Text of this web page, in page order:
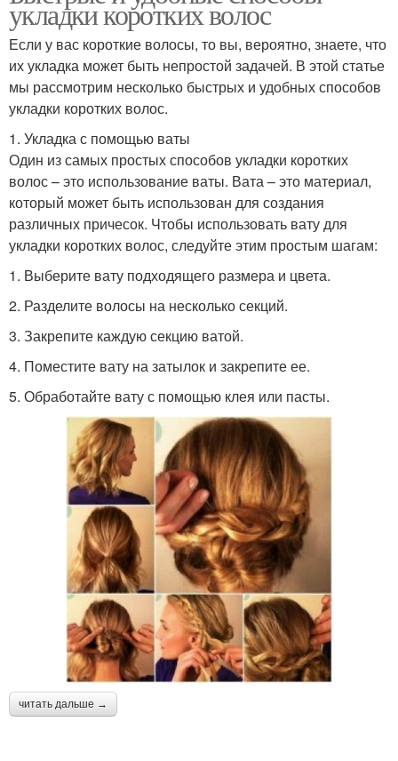
укладки коротких волос
Если у вас короткие волосы, то вы, вероятно, знаете, что
их укладка может быть непростой задачей. В этой статье
мы рассмотрим несколько быстрых и удобных способов
укладки коротких волос.
1. Укладка с помощью ваты
Один из самых простых способов укладки коротких
волос – это использование ваты. Вата – это материал,
который может быть использован для создания
различных причесок. Чтобы использовать вату для
укладки коротких волос, следуйте этим простым шагам:
1. Выберите вату подходящего размера и цвета.
2. Разделите волосы на несколько секций.
3. Закрепите каждую секцию ватой.
4. Поместите вату на затылок и закрепите ее.
5. Обработайте вату с помощью клея или пасты.
читать дальше →